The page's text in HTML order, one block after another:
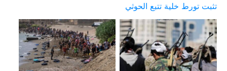
تثبت تورط خلية تتبع الحوثي